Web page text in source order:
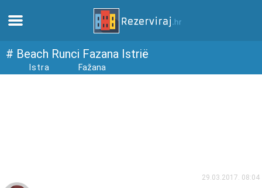
Thuis
webcams
# Beach Runci Fazana Istrië
Istra Fažana
29.03.2017. 08:04